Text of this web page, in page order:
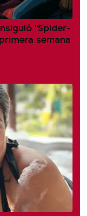
"Spider-
semana